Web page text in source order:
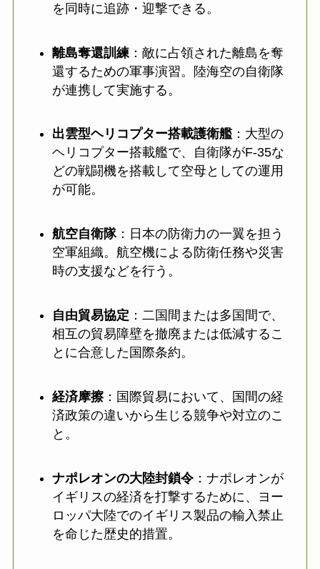
を同時に追跡・迎撃できる。
離島奪還訓練：敵に占領された離島を奪
還するための軍事演習。陸海空の自衛隊
が連携して実施する。
出雲型ヘリコプター搭載護衛艦：大型の
ヘリコプター搭載艦で、自衛隊がF-35な
どの戦闘機を搭載して空母としての運用
が可能。
航空自衛隊：日本の防衛力の一翼を担う
空軍組織。航空機による防衛任務や災害
時の支援などを行う。
自由貿易協定 ：二国間または多国間で、
相互の貿易障壁を撤廃または低減するこ
とに合意した国際条約。
経済摩擦：国際貿易において、国間の経
済政策の違いから生じる競争や対立のこ
と。
ナポレオンの大陸封鎖令：ナポレオンが
イギリスの経済を打撃するために、ヨー
ロッパ大陸でのイギリス製品の輸入禁止
を命じた歴史的措置。